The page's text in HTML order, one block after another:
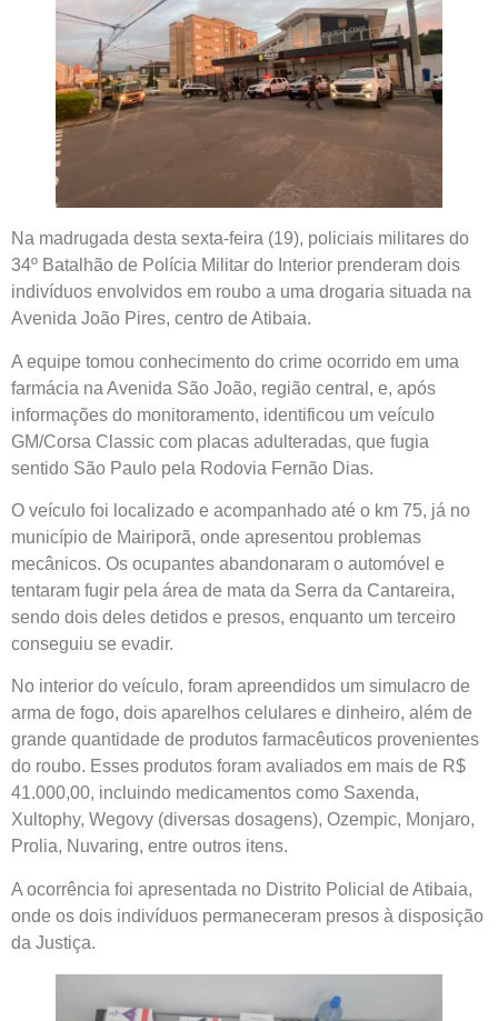
Na madrugada desta sexta-feira (19), policiais militares do
34º Batalhão de Polícia Militar do Interior prenderam dois
indivíduos envolvidos em roubo a uma drogaria situada na
Avenida João Pires, centro de Atibaia.
A equipe tomou conhecimento do crime ocorrido em uma
farmácia na Avenida São João, região central, e, após
informações do monitoramento, identificou um veículo
GM/Corsa Classic com placas adulteradas, que fugia
sentido São Paulo pela Rodovia Fernão Dias.
O veículo foi localizado e acompanhado até o km 75, já no
município de Mairiporã, onde apresentou problemas
mecânicos. Os ocupantes abandonaram o automóvel e
tentaram fugir pela área de mata da Serra da Cantareira,
sendo dois deles detidos e presos, enquanto um terceiro
conseguiu se evadir.
No interior do veículo, foram apreendidos um simulacro de
arma de fogo, dois aparelhos celulares e dinheiro, além de
grande quantidade de produtos farmacêuticos provenientes
do roubo. Esses produtos foram avaliados em mais de R$
41.000,00, incluindo medicamentos como Saxenda,
Xultophy, Wegovy (diversas dosagens), Ozempic, Monjaro,
Prolia, Nuvaring, entre outros itens.
A ocorrência foi apresentada no Distrito Policial de Atibaia,
onde os dois indivíduos permaneceram presos à disposição
da Justiça.